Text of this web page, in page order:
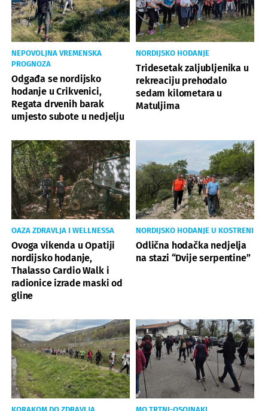
NEPOVOLJNA VREMENSKA
PROGNOZA
Odgađa se nordijsko
hodanje u Crikvenici,
Regata drvenih barak
umjesto subote u nedjelju
NORDIJSKO HODANJE
Tridesetak zaljubljenika u
rekreaciju prehodalo
sedam kilometara u
Matuljima
OAZA ZDRAVLJA I WELLNESSA
Ovoga vikenda u Opatiji
nordijsko hodanje,
Thalasso Cardio Walk i
radionice izrade maski od
gline
NORDIJSKO HODANJE U KOSTRENI
Odlična hodačka nedjelja
na stazi “Dvije serpentine”